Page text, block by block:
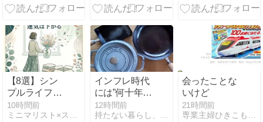
た会話の視点
を引きまくる
【8選】シン
プルライフで
時間もお金も
増える習慣
10時間前
インフレ時代
には”何十年と
使い続けられ
るもの”が重宝
12時間前
会ったことな
いけど
21時間前